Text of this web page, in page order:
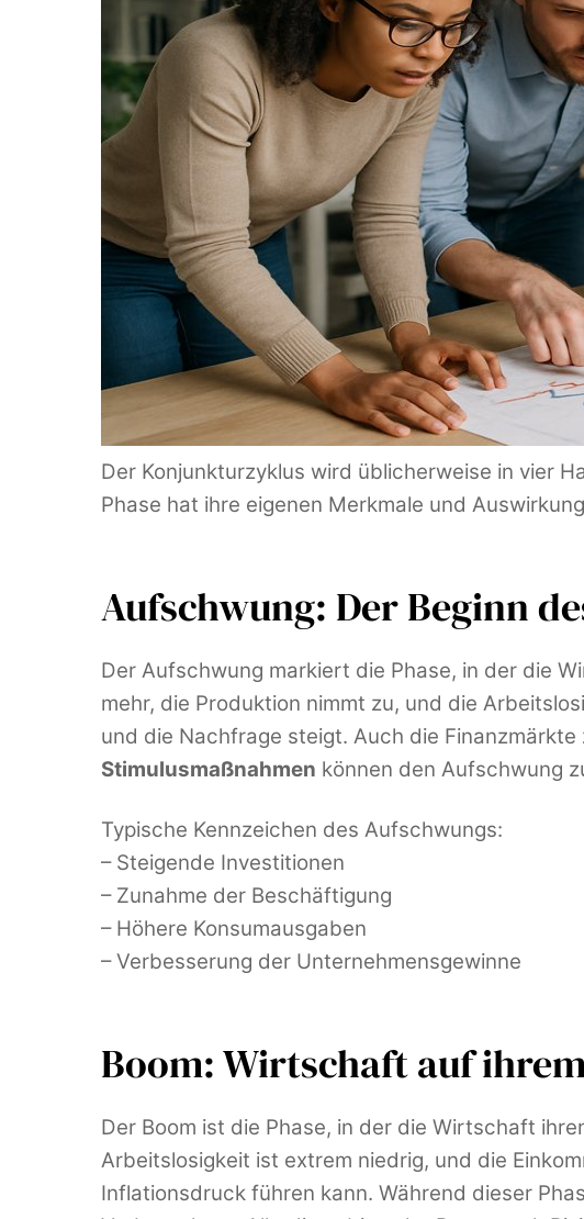
Der Konjunkturzyklus wird üblicherweise in vier
Phase hat ihre eigenen Merkmale und
Aufschwung: Der Beginn
Der Aufschwung markiert die Phase, in der die
mehr, die Produktion nimmt zu, und die
und die Nachfrage steigt. Auch die
Stimulusmaßnahmen können den Aufschwung
Typische Kennzeichen des Aufschwungs:
– Steigende Investitionen
– Zunahme der Beschäftigung
– Höhere Konsumausgaben
– Verbesserung der Unternehmensgewinne
Boom: Wirtschaft auf
Der Boom ist die Phase, in der die Wirtschaft
Arbeitslosigkeit ist extrem niedrig, und die
Inflationsdruck führen kann. Während dieser